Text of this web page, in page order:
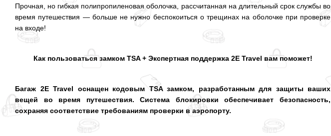
Прочная, но гибкая полипропиленовая оболочка, рассчитанная на длительный срок службы во
время путешествия — больше не нужно беспокоиться о трещинах на оболочке при проверке
на входе!
Как пользоваться замком TSA + Экспертная поддержка 2E Travel вам поможет!
Багаж 2E Travel оснащен кодовым TSA замком, разработанным для защиты ваших
вещей во время путешествия. Система блокировки обеспечивает безопасность,
сохраняя соответствие требованиям проверки в аэропорту.